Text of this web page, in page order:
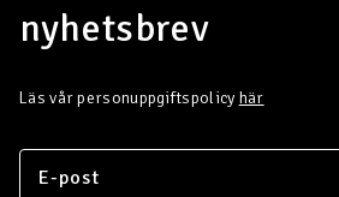
nyhetsbrev
Läs vår personuppgiftspolicy här